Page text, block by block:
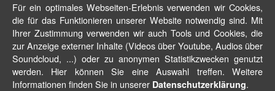
Für ein optimales Webseiten-Erlebnis verwenden wir Cookies,
die für das Funktionieren unserer Website notwendig sind. Mit
Ihrer Zustimmung verwenden wir auch Tools und Cookies, die
zur Anzeige externer Inhalte (Videos über Youtube, Audios über
Soundcloud, ...) oder zu anonymen Statistikzwecken genutzt
werden. Hier können Sie eine Auswahl treffen. Weitere
Informationen finden Sie in unserer Datenschutzerklärung.